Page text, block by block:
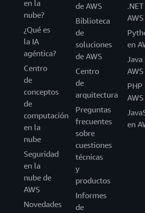
en la
nube?
¿Qué es
la IA
agéntica?
Centro
de
conceptos
de
computación
en la
nube
Seguridad
en la
nube de
AWS
Novedades
de AWS
Biblioteca
de
soluciones
de AWS
Centro
de
arquitectura
Preguntas
frecuentes
sobre
cuestiones
técnicas
y
productos
Informes
de
AWS
en
Java
AWS
PHP
AWS
en